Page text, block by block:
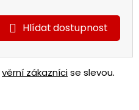
Hlídat
věrní zákaznícise slevou.